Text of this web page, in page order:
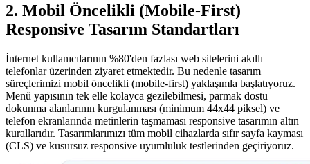
2. Mobil Öncelikli (Mobile-First)
Responsive Tasarım Standartları
İnternet kullanıcılarının %80'den fazlası web sitelerini akıllı
telefonlar üzerinden ziyaret etmektedir. Bu nedenle tasarım
süreçlerimizi mobil öncelikli (mobile-first) yaklaşımla başlatıyoruz.
Menü yapısının tek elle kolayca gezilebilmesi, parmak dostu
dokunma alanlarının kurgulanması (minimum 44x44 piksel) ve
telefon ekranlarında metinlerin taşmaması responsive tasarımın altın
kurallarıdır. Tasarımlarımızı tüm mobil cihazlarda sıfır sayfa kayması
(CLS) ve kusursuz responsive uyumluluk testlerinden geçiriyoruz.